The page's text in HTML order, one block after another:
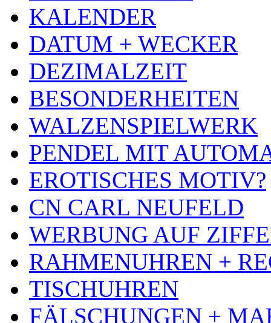
KALENDER
DATUM + WECKER
DEZIMALZEIT
BESONDERHEITEN
WALZENSPIELWERK
PENDEL MIT
EROTISCHES MOTIV?
CN CARL NEUFELD
WERBUNG AUF
RAHMENUHREN +
TISCHUHREN
FÄLSCHUNGEN +